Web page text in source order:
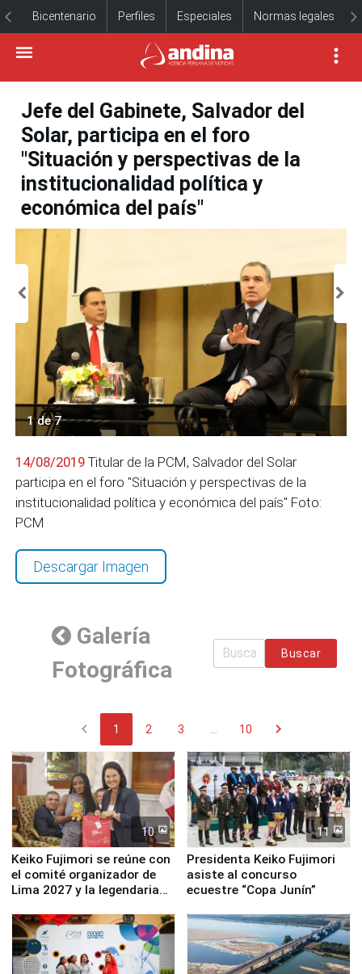
Bicentenario Perfiles Especiales Normas legales
Jefe del Gabinete, Salvador del
Solar, participa en el foro
"Situación y perspectivas de la
institucionalidad política y
económica del país"
1 de 7
14/08/2019 Titular de la PCM, Salvador del Solar
participa en el foro "Situación y perspectivas de la
institucionalidad política y económica del país" Foto:
PCM
Descargar Imagen
Galería
Fotográfica
Buscar
chevron_left 1 2 3 10 chevron_right
10
Keiko Fujimori se reúne con
el comité organizador de
Lima 2027 y la legendaria
11
Presidenta Keiko Fujimori
asiste al concurso
ecuestre “Copa Junín”